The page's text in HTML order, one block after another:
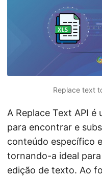
Replace text
A Replace Text API
para encontrar e
conteúdo específico
tornando-a ideal
edição de texto. Ao